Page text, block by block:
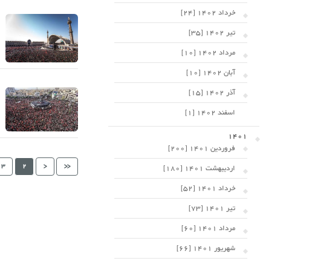
خرداد 1402 [24]
تیر 1402 [35]
مرداد 1402 [10]
آبان 1402 [10]
آذر 1402 [15]
اسفند 1402 [1]
1401
فروردین 1401 [200]
اردیبهشت 1401 [180]
خرداد 1401 [52]
تیر 1401 [73]
مرداد 1401 [60]
شهریور 1401 [66]
<<
<
2
3